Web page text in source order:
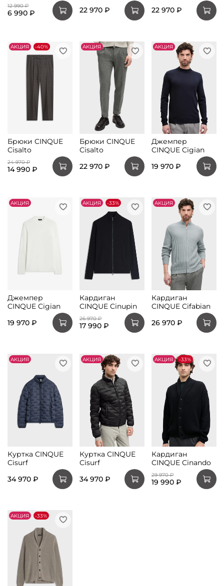
12 990 ₽
6 990 ₽
22 970 ₽
22 970 ₽
АKЦИЯ -40%
Брюки CINQUE
Cisalto
24 970 ₽
14 990 ₽
АKЦИЯ
Брюки CINQUE
Cisalto
22 970 ₽
АKЦИЯ
Джемпер
CINQUE Cigian
19 970 ₽
АKЦИЯ
Джемпер
CINQUE Cigian
19 970 ₽
АKЦИЯ -33%
Кардиган
CINQUE Cinupin
26 970 ₽
17 990 ₽
АKЦИЯ
Кардиган
CINQUE Cifabian
26 970 ₽
АKЦИЯ
Куртка CINQUE
Cisurf
34 970 ₽
АKЦИЯ
Куртка CINQUE
Cisurf
34 970 ₽
АKЦИЯ -33%
Кардиган
CINQUE Cinando
29 970 ₽
19 990 ₽
АKЦИЯ -33%